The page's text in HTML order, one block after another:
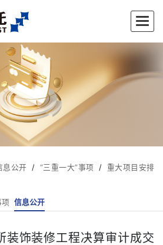
✕
息公开 / “三重一大”事项 / 重大项目安排
项 信息公开
装饰装修工程决算审计成交